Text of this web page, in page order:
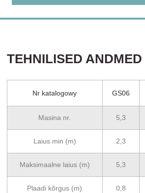
TEHNILISED ANDMED
Nr katalogowy GS06
Masina nr. 5,3
Laius min (m) 2,3
Maksimaalne laius (m) 5,3
Plaadi kõrgus (m) 0,8